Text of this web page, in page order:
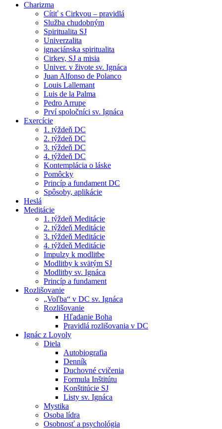
Charizma
Cítiť s Cirkvou – pravidlá
Služba chudobným
Spiritualita SJ
Univerzalita
ignaciánska spiritualita
Cirkev, SJ a misia
Univer. v živote sv. Ignáca
Juan Alfonso de Polanco
Louis Lallemant
Luis de la Palma
Pedro Arrupe
Prví spoločníci sv. Ignáca
Exercície
1. týždeň DC
2. týždeň DC
3. týždeň DC
4. týždeň DC
Kontemplácia o láske
Pomôcky
Princíp a fundament DC
Spôsoby, aplikácie
Heslá
Meditácie
1. týždeň Meditácie
2. týždeň Meditácie
3. týždeň Meditácie
4. týždeň Meditácie
Impulzy k modlitbe
Modlitby k svätým SJ
Modlitby sv. Ignáca
Princíp a fundament
Rozlišovanie
„Voľba“ v DC sv. Ignáca
Rozlišovanie
Hľadanie Boha
Pravidlá rozlišovania v DC
Ignác z Loyoly
Diela
Autobiografia
Denník
Duchovné cvičenia
Formula Inštitútu
Konštitúcie SJ
Listy sv. Ignáca
Mystika
Osoba lídra
Osobnosť a psychológia